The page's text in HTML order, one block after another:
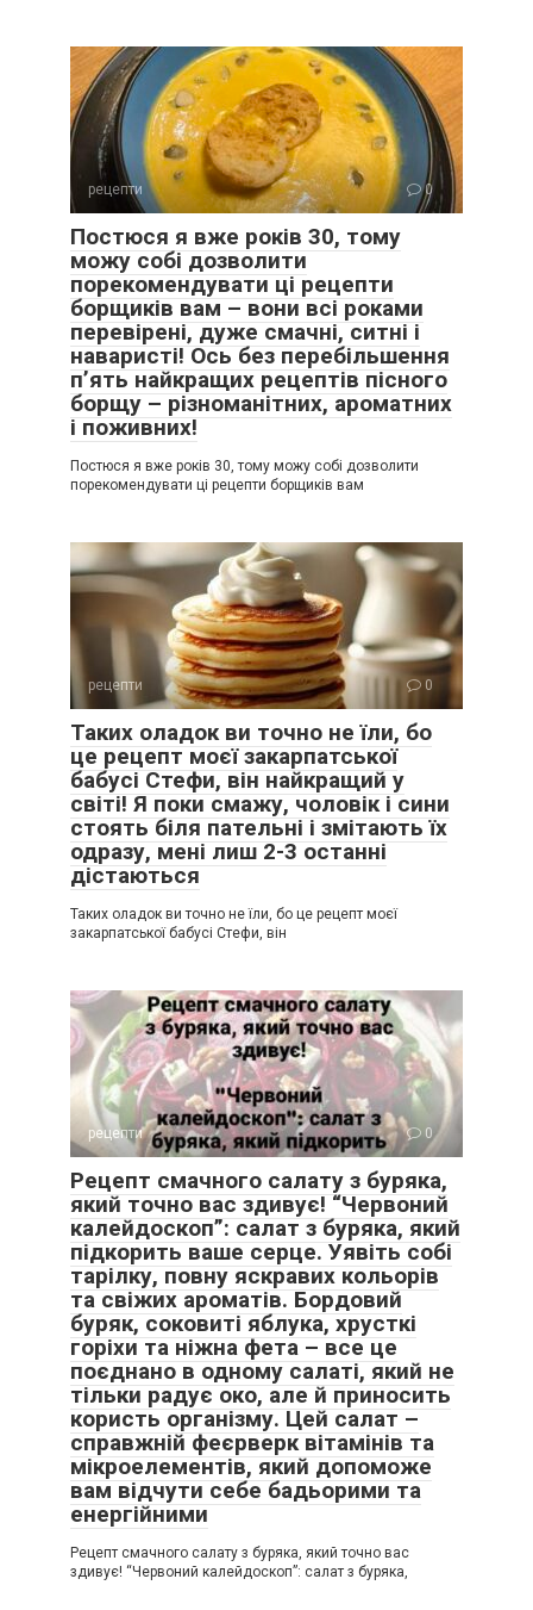
рецепти 0
Постюся я вже років 30, тому
можу собі дозволити
порекомендувати ці рецепти
борщиків вам – вони всі роками
перевірені, дуже смачні, ситні і
наваристі! Ось без перебільшення
п’ять найкращих рецептів пісного
борщу – різноманітних, ароматних
і поживних!
Постюся я вже років 30, тому можу собі дозволити
порекомендувати ці рецепти борщиків вам
рецепти 0
Таких оладок ви точно не їли, бо
це рецепт моєї закарпатської
бабусі Стефи, він найкращий у
світі! Я поки смажу, чоловік і сини
стоять біля пательні і змітають їх
одразу, мені лиш 2-3 останні
дістаються
Таких оладок ви точно не їли, бо це рецепт моєї
закарпатської бабусі Стефи, він
рецепти 0
Рецепт смачного салату з буряка,
який точно вас здивує! “Червоний
калейдоскоп”: салат з буряка, який
підкорить ваше серце. Уявіть собі
тарілку, повну яскравих кольорів
та свіжих ароматів. Бордовий
буряк, соковиті яблука, хрусткі
горіхи та ніжна фета – все це
поєднано в одному салаті, який не
тільки радує око, але й приносить
користь організму. Цей салат –
справжній феєрверк вітамінів та
мікроелементів, який допоможе
вам відчути себе бадьорими та
енергійними
Рецепт смачного салату з буряка, який точно вас
здивує! “Червоний калейдоскоп”: салат з буряка,